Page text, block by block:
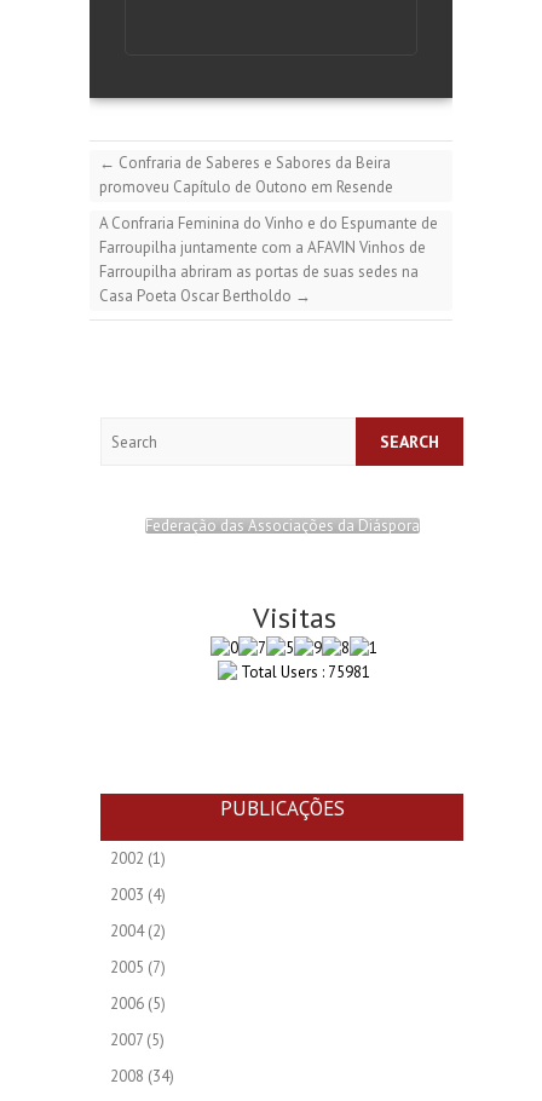
← Confraria de Saberes e Sabores da Beira
promoveu Capítulo de Outono em Resende
A Confraria Feminina do Vinho e do Espumante de
Farroupilha juntamente com a AFAVIN Vinhos de
Farroupilha abriram as portas de suas sedes na
Casa Poeta Oscar Bertholdo →
Federação das Associações da Diáspora
Visitas
Total Users : 75981
PUBLICAÇÕES
2002 (1)
2003 (4)
2004(2)
2005 (7)
2006 (5)
2007 (5)
2008 (34)